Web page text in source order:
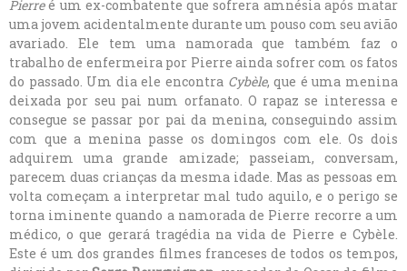
Pierreé um ex-combatente que sofrera amnésia após matar
uma jovem acidentalmente durante um pouso com seu avião
avariado. Ele tem uma namorada que também faz o
trabalho de enfermeira por Pierre ainda sofrer com os fatos
do passado. Um dia ele encontra Cybèle, que é uma menina
deixada por seu pai num orfanato. O rapaz se interessa e
consegue se passar por pai da menina, conseguindo assim
com que a menina passe os domingos com ele. Os dois
adquirem uma grande amizade; passeiam, conversam,
parecem duas crianças da mesma idade. Mas as pessoas em
volta começam a interpretar mal tudo aquilo, e o perigo se
torna iminente quando a namorada de Pierre recorre a um
médico, o que gerará tragédia na vida de Pierre e Cybèle.
Este é um dos grandes filmes franceses de todos os tempos,